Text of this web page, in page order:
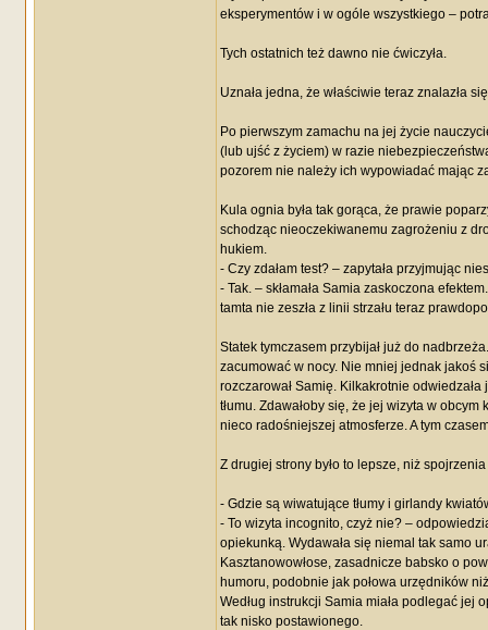
eksperymentów i w ogóle wszystkiego –
Tych ostatnich też dawno nie ćwiczyła.
Uznała jedna, że właściwie teraz znalazła
Po pierwszym zamachu na jej życie
(lub ujść z życiem) w razie
pozorem nie należy ich wypowiadać mając
Kula ognia była tak gorąca, że prawie
schodząc nieoczekiwanemu zagrożeniu z
hukiem.
- Czy zdałam test? – zapytała przyjmując
- Tak. – skłamała Samia zaskoczona
tamta nie zeszła z linii strzału teraz
Statek tymczasem przybijał już do
zacumować w nocy. Nie mniej jednak jakoś
rozczarował Samię. Kilkakrotnie
tłumu. Zdawałoby się, że jej wizyta w
nieco radośniejszej atmosferze. A tym
Z drugiej strony było to lepsze, niż
- Gdzie są wiwatujące tłumy i girlandy
- To wizyta incognito, czyż nie? –
opiekunką. Wydawała się niemal tak samo
Kasztanowowłose, zasadnicze babsko o
humoru, podobnie jak połowa urzędników
Według instrukcji Samia miała podlegać jej
tak nisko postawionego.